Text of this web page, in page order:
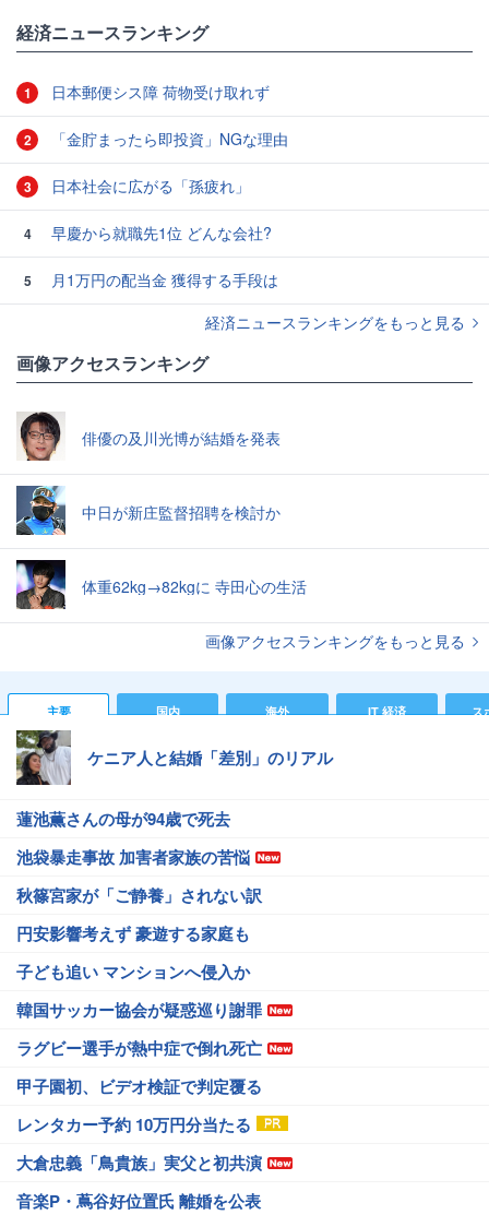
経済ニュースランキング
1 日本郵便シス障 荷物受け取れず
2 「金貯まったら即投資」NGな理由
3 日本社会に広がる「孫疲れ」
4 早慶から就職先1位 どんな会社?
5
月1万円の配当金 獲得する手段は
経済ニュースランキングをもっと見る
画像アクセスランキング
俳優の及川光博が結婚を発表
中日が新庄監督招聘を検討か
体重62kg→82kgに 寺田心の生活
画像アクセスランキングをもっと見る
主要 国内 海外 IT 経済 ス
ケニア人と結婚「差別」のリアル
蓮池薫さんの母が94歳で死去
池袋暴走事故 加害者家族の苦悩
秋篠宮家が「ご静養」されない訳
円安影響考えず 豪遊する家庭も
子ども追い マンションへ侵入か
韓国サッカー協会が疑惑巡り謝罪
ラグビー選手が熱中症で倒れ死亡
甲子園初、ビデオ検証で判定覆る
レンタカー予約 10万円分当たる
大倉忠義「鳥貴族」実父と初共演
音楽P・蔦谷好位置氏 離婚を公表